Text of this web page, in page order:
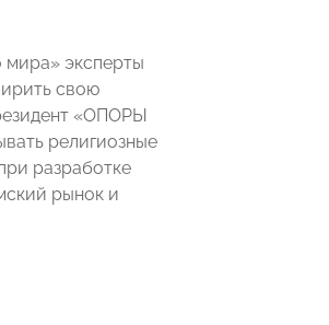
мира» эксперты
свою
«ОПОРЫ
религиозные
разработке
рынок и